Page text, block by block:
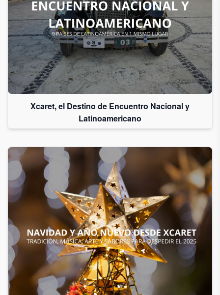
Xcaret, el Destino de Encuentro Nacional y
Latinoamericano